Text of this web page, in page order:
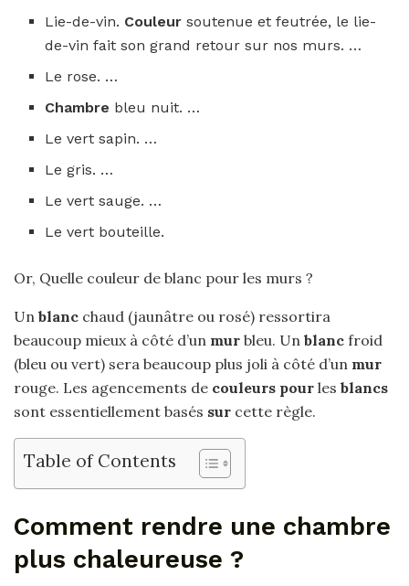
Lie-de-vin. Couleursoutenue et feutrée, le lie-
de-vin fait son grand retour sur nos murs. …
Le rose. …
Chambre bleu nuit. …
Le vert sapin. …
Le gris. …
Le vert sauge. …
Le vert bouteille.
Or, Quelle couleur de blanc pour les murs ?
Un blanc chaud (jaunâtre ou rosé) ressortira
beaucoup mieux à côté d’un mur bleu. Un blanc froid
(bleu ou vert) sera beaucoup plus joli à côté d’un mur
rouge. Les agencements de couleurs pour les blancs
sont essentiellement basés sur cette règle.
Table of Contents
Comment rendre une chambre
plus chaleureuse ?